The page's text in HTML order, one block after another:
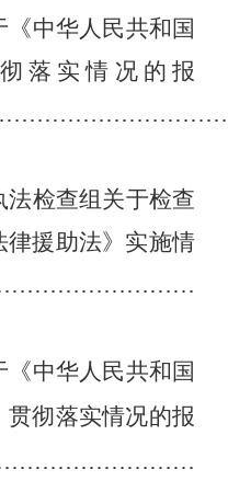
中华人民共和国
落实情况 的报
法检查组关于检查
律援助法》实施情
中华人民共和国
彻落实情况的报